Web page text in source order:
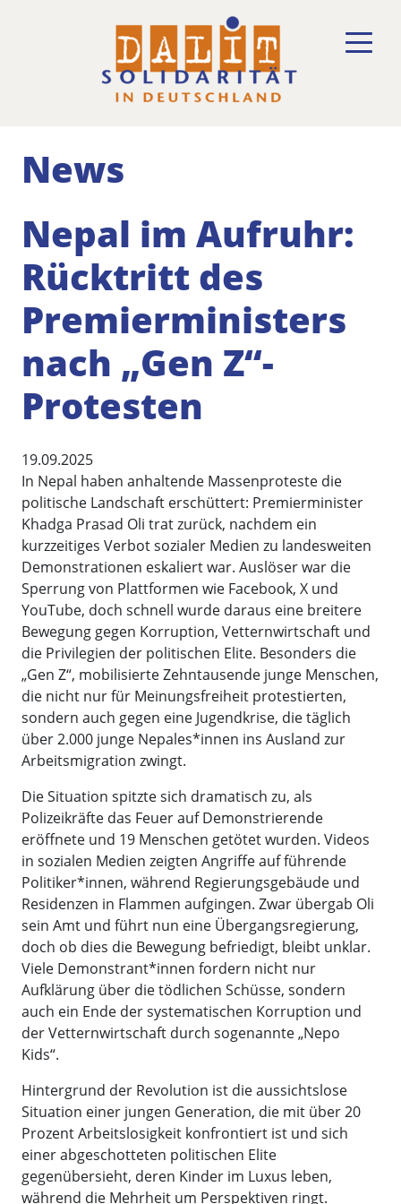
News
Nepal im Aufruhr:
Rücktritt des
Premierministers
nach „Gen Z“-
Protesten
19.09.2025
In Nepal haben anhaltende Massenproteste die
politische Landschaft erschüttert: Premierminister
Khadga Prasad Oli trat zurück, nachdem ein
kurzzeitiges Verbot sozialer Medien zu landesweiten
Demonstrationen eskaliert war. Auslöser war die
Sperrung von Plattformen wie Facebook, X und
YouTube, doch schnell wurde daraus eine breitere
Bewegung gegen Korruption, Vetternwirtschaft und
die Privilegien der politischen Elite. Besonders die
„Gen Z“, mobilisierte Zehntausende junge Menschen,
die nicht nur für Meinungsfreiheit protestierten,
sondern auch gegen eine Jugendkrise, die täglich
über 2.000 junge Nepales*innen ins Ausland zur
Arbeitsmigration zwingt.
Die Situation spitzte sich dramatisch zu, als
Polizeikräfte das Feuer auf Demonstrierende
eröffnete und 19 Menschen getötet wurden. Videos
in sozialen Medien zeigten Angriffe auf führende
Politiker*innen, während Regierungsgebäude und
Residenzen in Flammen aufgingen. Zwar übergab Oli
sein Amt und führt nun eine Übergangsregierung,
doch ob dies die Bewegung befriedigt, bleibt unklar.
Viele Demonstrant*innen fordern nicht nur
Aufklärung über die tödlichen Schüsse, sondern
auch ein Ende der systematischen Korruption und
der Vetternwirtschaft durch sogenannte „Nepo
Kids“.
Hintergrund der Revolution ist die aussichtslose
Situation einer jungen Generation, die mit über 20
Prozent Arbeitslosigkeit konfrontiert ist und sich
einer abgeschotteten politischen Elite
gegenübersieht, deren Kinder im Luxus leben,
während die Mehrheit um Perspektiven ringt.